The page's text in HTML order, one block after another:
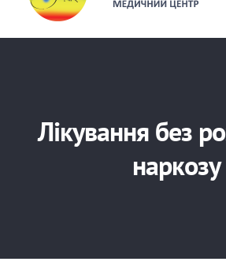
Лікування без
наркозу